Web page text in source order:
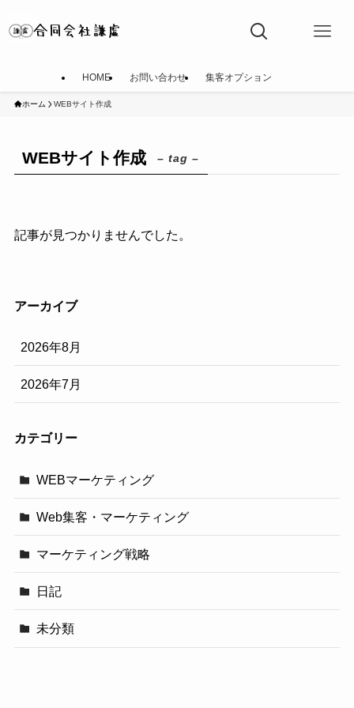
HOME お問い合わせ 集客オプション
ホーム WEBサイト作成
WEBサイト作成 – tag –
記事が見つかりませんでした。
アーカイブ
2026年8月
2026年7月
カテゴリー
WEBマーケティング
Web集客・マーケティング
マーケティング戦略
日記
未分類